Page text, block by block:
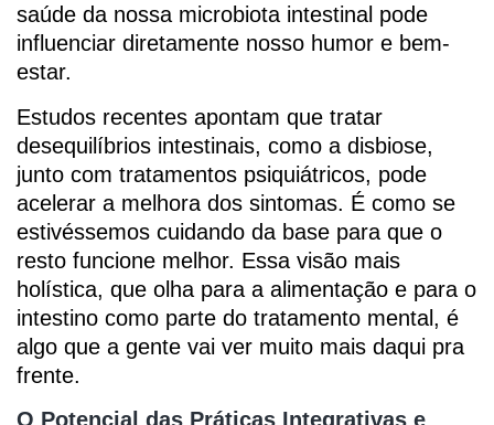
saúde da nossa microbiota intestinal pode
influenciar diretamente nosso humor e bem-
estar.
Estudos recentes apontam que tratar
desequilíbrios intestinais, como a disbiose,
junto com tratamentos psiquiátricos, pode
acelerar a melhora dos sintomas. É como se
estivéssemos cuidando da base para que o
resto funcione melhor. Essa visão mais
holística, que olha para a alimentação e para o
intestino como parte do tratamento mental, é
algo que a gente vai ver muito mais daqui pra
frente.
O Potencial das Práticas Integrativas e